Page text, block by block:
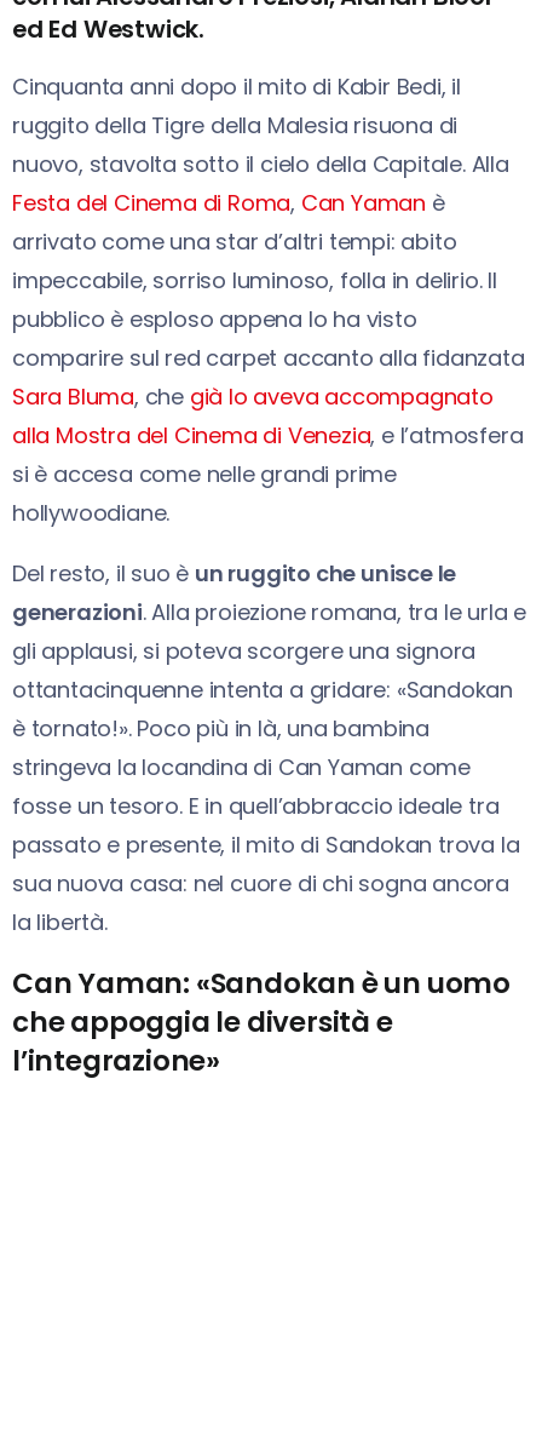
ed Ed Westwick.
Cinquanta anni dopo il mito di Kabir Bedi, il
ruggito della Tigre della Malesia risuona di
nuovo, stavolta sotto il cielo della Capitale. Alla
Festa del Cinema di Roma, Can Yaman è
arrivato come una star d’altri tempi: abito
impeccabile, sorriso luminoso, folla in delirio. Il
pubblico è esploso appena lo ha visto
comparire sul red carpet accanto alla fidanzata
Sara Bluma, che già lo aveva accompagnato
alla Mostra del Cinema di Venezia, e l’atmosfera
si è accesa come nelle grandi prime
hollywoodiane.
Del resto, il suo è un ruggito che unisce le
generazioni. Alla proiezione romana, tra le urla e
gli applausi, si poteva scorgere una signora
ottantacinquenne intenta a gridare: «Sandokan
è tornato!». Poco più in là, una bambina
stringeva la locandina di Can Yaman come
fosse un tesoro. E in quell’abbraccio ideale tra
passato e presente, il mito di Sandokan trova la
sua nuova casa: nel cuore di chi sogna ancora
la libertà.
Can Yaman: «Sandokan è un uomo
che appoggia le diversità e
l’integrazione»